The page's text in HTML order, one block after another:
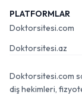
PLATFORMLAR
Doktorsitesi.com
Doktorsitesi.az
Doktorsitesi.com
diş hekimleri,